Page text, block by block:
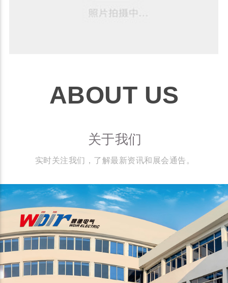
ABOUT US
关于我们
实时关注我们，了解最新资讯和展会通告。